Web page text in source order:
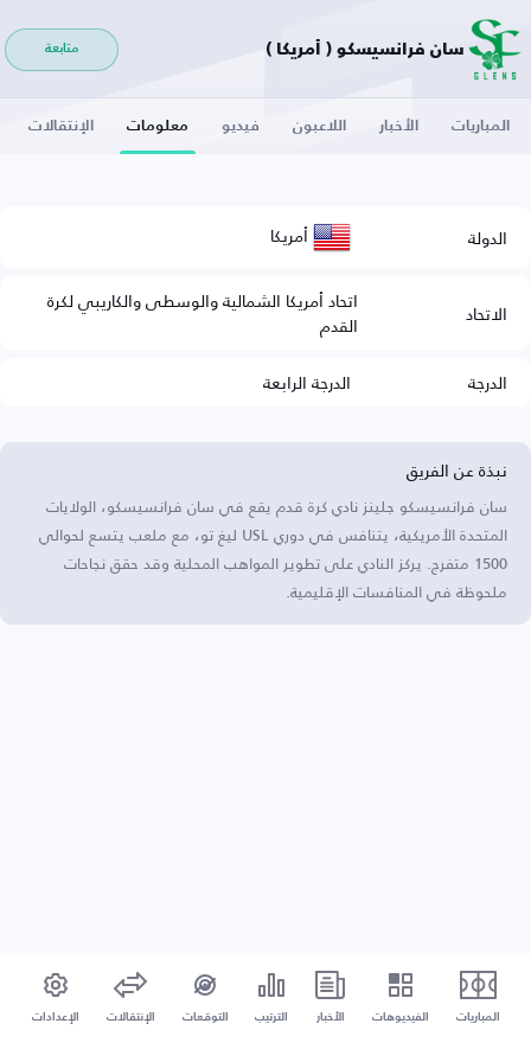
سان فرانسيسكو ( أمريكا ) متابعة
المباريات الأخبار اللاعبون فيديو معلومات الإنتقالات
الدولة أمريكا
الاتحاد اتحاد أمريكا الشمالية والوسطى والكاريبي لكرة
القدم
الدرجة
الدرجة الرابعة
نبذة عن الفريق
سان فرانسيسكو جلينز نادي كرة قدم يقع في سان فرانسيسكو، الولايات
المتحدة الأمريكية، يتنافس في دوري USL ليغ تو، مع ملعب يتسع لحوالي
1500 متفرج. يركز النادي على تطوير المواهب المحلية وقد حقق نجاحات
ملحوظة في المنافسات الإقليمية.
المباريات الفيديوهات الأخبار الترتيب التوقعات الإنتقالات الإعدادات